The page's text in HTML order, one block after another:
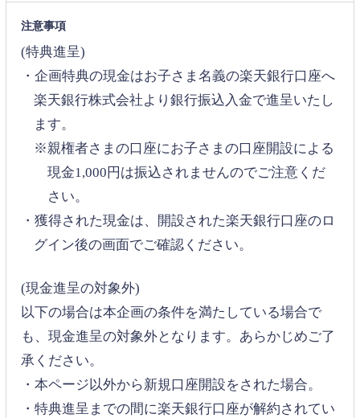
注意事項
(特典進呈)
・企画特典の現金はお子さま名義の楽天銀行口座へ
楽天銀行株式会社より銀行振込入金で進呈いたし
ます。
※親権者さまの口座にお子さまの口座開設による
現金1,000円は振込されませんのでご注意くだ
さい。
・獲得された現金は、開設された楽天銀行口座のロ
グイン後の画面でご確認ください。
(現金進呈の対象外)
以下の場合は本企画の条件を満たしている場合で
も、現金進呈の対象外となります。あらかじめご了
承ください。
・本ページ以外から新規口座開設をされた場合。
・特典進呈までの間に楽天銀行口座が解約されてい